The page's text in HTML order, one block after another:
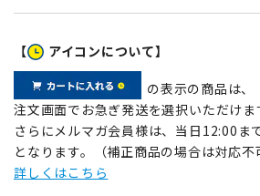
【 アイコンについて】
の表示の商品は、
注文画面でお急ぎ発送を選択いただけま
さらにメルマガ会員様は、当日12:00ま
となります。（補正商品の場合は対応不
詳しくはこちら